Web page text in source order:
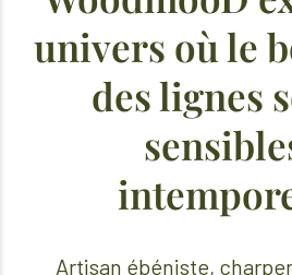
univers où le
des lignes
Artisan ébéniste,